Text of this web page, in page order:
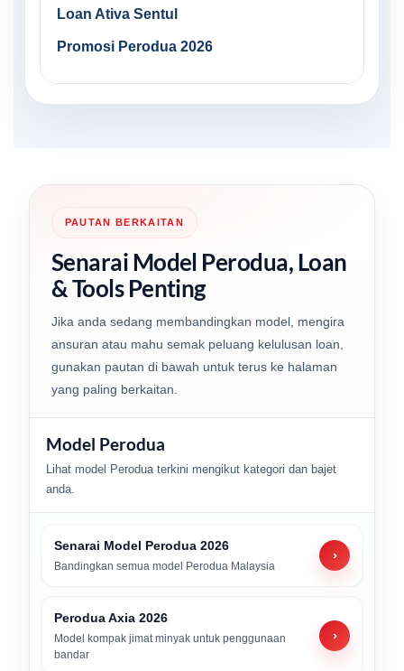
Loan Ativa Sentul
Promosi Perodua 2026
PAUTAN BERKAITAN
Senarai Model Perodua, Loan
& Tools Penting
Jika anda sedang membandingkan model, mengira
ansuran atau mahu semak peluang kelulusan loan,
gunakan pautan di bawah untuk terus ke halaman
yang paling berkaitan.
Model Perodua
Lihat model Perodua terkini mengikut kategori dan bajet
anda.
Senarai Model Perodua 2026
Bandingkan semua model Perodua Malaysia
›
Perodua Axia 2026
Model kompak jimat minyak untuk penggunaan
bandar
›